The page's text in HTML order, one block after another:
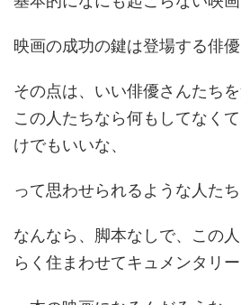
映画の成功の鍵は登場する俳
その点は、いい俳優さんたち
この人たちなら何もしてなく
けでもいいな、
って思わせられるような人たち
なんなら、脚本なしで、この
らく住まわせてキュメンタリー